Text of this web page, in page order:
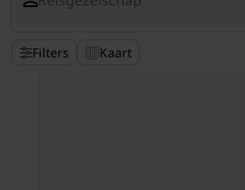
Filters Kaart